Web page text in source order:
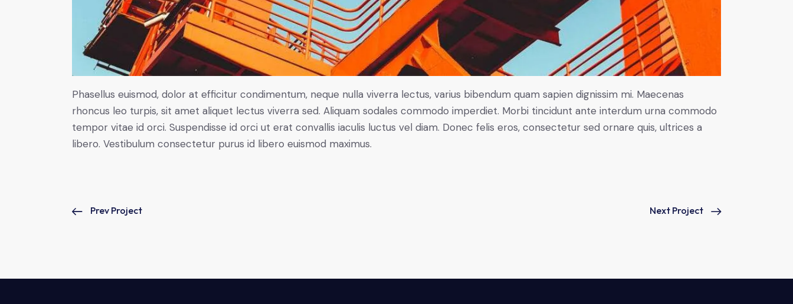
Phasellus euismod, dolor at efficitur condimentum, neque nulla viverra lectus, varius bibendum quam sapien dignissim mi. Maecenas
rhoncus leo turpis, sit amet aliquet lectus viverra sed. Aliquam sodales commodo imperdiet. Morbi tincidunt ante interdum urna commodo
tempor vitae id orci. Suspendisse id orci ut erat convallis iaculis luctus vel diam. Donec felis eros, consectetur sed ornare quis, ultrices a
libero. Vestibulum consectetur purus id libero euismod maximus.
Prev Project Next Project